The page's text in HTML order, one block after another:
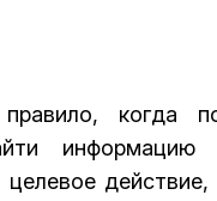
когда
информацию
целевое